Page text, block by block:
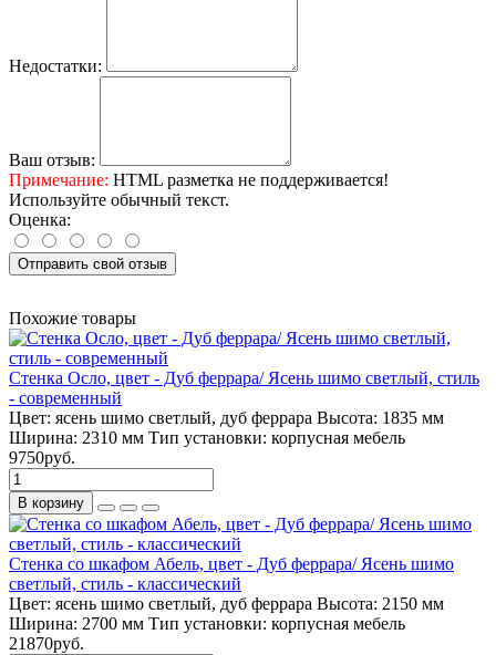
Недостатки:
Ваш отзыв:
Примечание: HTML разметка не поддерживается!
Используйте обычный текст.
Оценка:
Отправить свой отзыв
Похожие товары
Стенка Осло, цвет - Дуб феррара/ Ясень шимо светлый, стиль
- современный
Цвет: ясень шимо светлый, дуб феррара Высота: 1835 мм
Ширина: 2310 мм Тип установки: корпусная мебель
9750руб.
В корзину
Стенка со шкафом Абель, цвет - Дуб феррара/ Ясень шимо
светлый, стиль - классический
Цвет: ясень шимо светлый, дуб феррара Высота: 2150 мм
Ширина: 2700 мм Тип установки: корпусная мебель
21870руб.